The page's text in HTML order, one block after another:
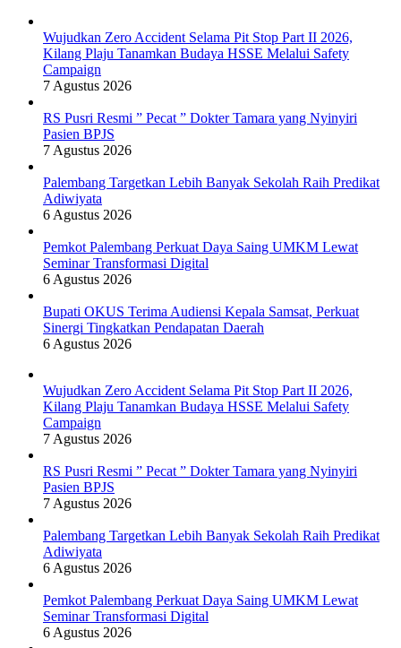
Wujudkan Zero Accident Selama Pit Stop Part II 2026,
Kilang Plaju Tanamkan Budaya HSSE Melalui Safety
Campaign
7 Agustus 2026
RS Pusri Resmi ” Pecat ” Dokter Tamara yang Nyinyiri
Pasien BPJS
7 Agustus 2026
Palembang Targetkan Lebih Banyak Sekolah Raih Predikat
Adiwiyata
6 Agustus 2026
Pemkot Palembang Perkuat Daya Saing UMKM Lewat
Seminar Transformasi Digital
6 Agustus 2026
Bupati OKUS Terima Audiensi Kepala Samsat, Perkuat
Sinergi Tingkatkan Pendapatan Daerah
6 Agustus 2026
Wujudkan Zero Accident Selama Pit Stop Part II 2026,
Kilang Plaju Tanamkan Budaya HSSE Melalui Safety
Campaign
7 Agustus 2026
RS Pusri Resmi ” Pecat ” Dokter Tamara yang Nyinyiri
Pasien BPJS
7 Agustus 2026
Palembang Targetkan Lebih Banyak Sekolah Raih Predikat
Adiwiyata
6 Agustus 2026
Pemkot Palembang Perkuat Daya Saing UMKM Lewat
Seminar Transformasi Digital
6 Agustus 2026